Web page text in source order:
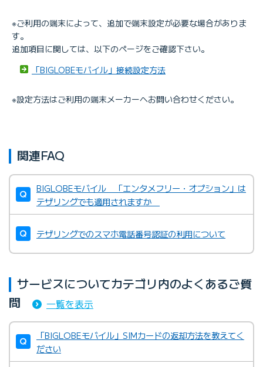
※ご利用の端末によって、追加で端末設定が必要な場合がありま
す。
追加項目に関しては、以下のページをご確認下さい。
「BIGLOBEモバイル」接続設定方法
※設定方法はご利用の端末メーカーへお問い合わせください。
関連FAQ
BIGLOBEモバイル 「エンタメフリー・オプション」は
テザリングでも適用されますか
テザリングでのスマホ電話番号認証の利用について
サービスについてカテゴリ内のよくあるご質
問
一覧を表示
「BIGLOBEモバイル」SIMカードの返却方法を教えてく
ださい